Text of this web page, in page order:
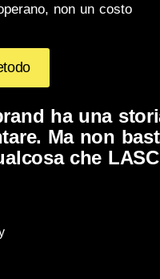
non un costo
ha una
Ma non
che